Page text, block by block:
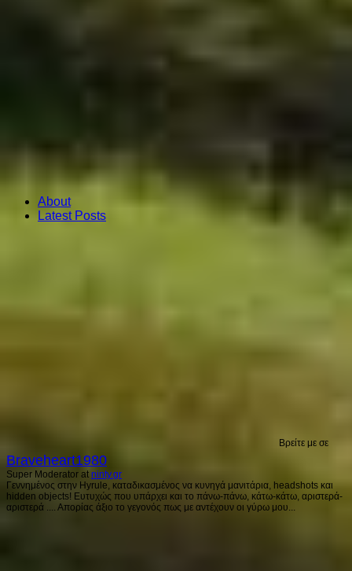
About
Latest Posts
Βρείτε με σε
Braveheart1980
Super Moderator at ninty.gr
Γεννημένος στην Hyrule, καταδικασμένος να κυνηγά μανιτάρια, headshots και
hidden objects! Ευτυχώς που υπάρχει και το πάνω-πάνω, κάτω-κάτω, αριστερά-
αριστερά .... Απορίας άξιο το γεγονός πως με αντέχουν οι γύρω μου...